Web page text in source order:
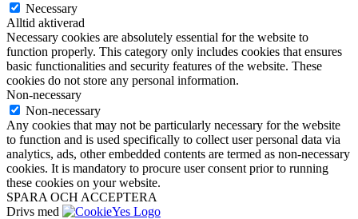
Necessary
Alltid aktiverad
Necessary cookies are absolutely essential for the website to
function properly. This category only includes cookies that ensures
basic functionalities and security features of the website. These
cookies do not store any personal information.
Non-necessary
Non-necessary
Any cookies that may not be particularly necessary for the website
to function and is used specifically to collect user personal data via
analytics, ads, other embedded contents are termed as non-necessary
cookies. It is mandatory to procure user consent prior to running
these cookies on your website.
SPARA OCH ACCEPTERA
Drivs med